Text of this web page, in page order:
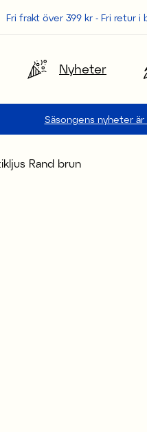
Fri frakt över 399 kr - Fri retur i
Nyheter
Säsongens nyheter
Rand brun